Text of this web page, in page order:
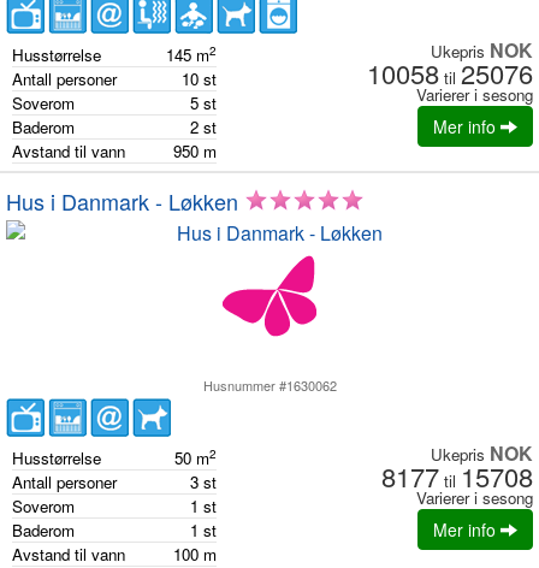
Husstørrelse 145 m2
Antall personer 10 st
Soverom
5 st
Baderom
2 st
Avstand til vann
950 m
Ukepris NOK
10058 til 25076
Varierer i sesong
Mer info
Hus i Danmark - Løkken
Husnummer #1630062
Husstørrelse 50 m2
Antall personer 3 st
Soverom
1 st
Baderom
1 st
Avstand til vann
100 m
Ukepris NOK
8177 til 15708
Varierer i sesong
Mer info